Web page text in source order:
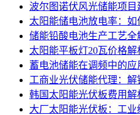
波尔图诺伏风光储能项
太阳能储电池放电率：如
储能铅酸电池生产工艺
太阳能平板灯20瓦价格
蓄电池储能在调频中的
工商业光伏储能代理：
韩国太阳能光伏板费用
大厂太阳能光伏板：工